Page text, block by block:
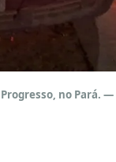
no Pará. —